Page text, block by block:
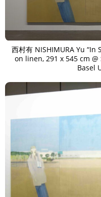
西村有 NISHIMURA Yu
on linen, 291 x 545 cm
Basel